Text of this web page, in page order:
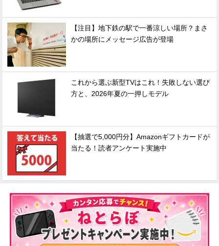
【注目】地下鉄の駅で一番涼しい場所？まさ
かの場所にメッセージ広告が登場
これから選ぶ新型TVはこれ！失敗しない選び
方と、2026年夏の一押しモデル
【抽選で5,000円分】Amazonギフトカードが
当たる！読者アンケート実施中